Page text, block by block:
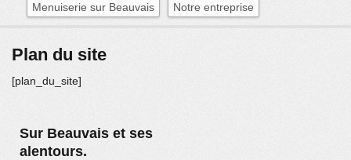
Menuiserie sur Beauvais Notre entreprise
Plan du site
[plan_du_site]
Sur Beauvais et ses
alentours.